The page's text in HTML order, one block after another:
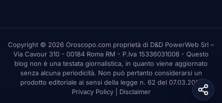
Copyright © 2026 Oroscopo.com proprietà di D&D PowerWeb Srl –
Via Cavour 310 - 00184 Roma RM - P.Iva 15336031008 - Questo
blog non è una testata giornalistica, in quanto viene aggiornato
senza alcuna periodicità. Non può pertanto considerarsi un
prodotto editoriale ai sensi della legge n. 62 del 07.03.2001
Privacy Policy| Disclaimer